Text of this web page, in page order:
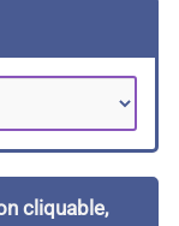
cliquable,